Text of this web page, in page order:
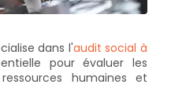
dans l'audit social à
pour évaluer les
humaines et